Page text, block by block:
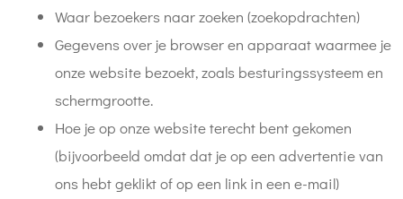
Waar bezoekers naar zoeken (zoekopdrachten)
Gegevens over je browser en apparaat waarmee je
onze website bezoekt, zoals besturingssysteem en
schermgrootte.
Hoe je op onze website terecht bent gekomen
(bijvoorbeeld omdat dat je op een advertentie van
ons hebt geklikt of op een link in een e-mail)